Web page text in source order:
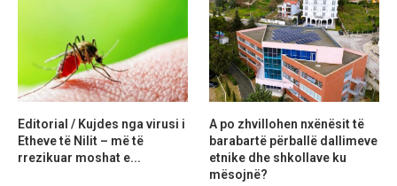
Editorial / Kujdes nga virusi i
Etheve të Nilit – më të
rrezikuar moshat e...
A po zhvillohen nxënësit të
barabartë përballë dallimeve
etnike dhe shkollave ku
mësojnë?